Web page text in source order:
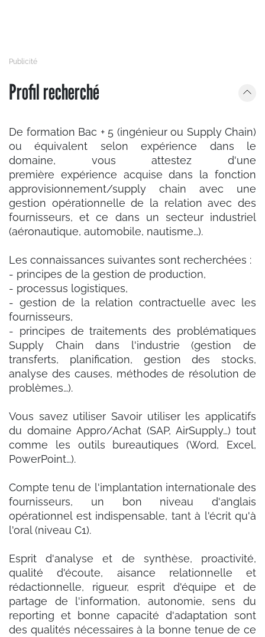
Profil recherché
De formation Bac + 5 (ingénieur ou Supply Chain)
ou équivalent selon expérience dans le
domaine, vous attestez d'une
première expérience acquise dans la fonction
approvisionnement/supply chain avec une
gestion opérationnelle de la relation avec des
fournisseurs, et ce dans un secteur industriel
(aéronautique, automobile, nautisme…).
Les connaissances suivantes sont recherchées :
- principes de la gestion de production,
- processus logistiques,
- gestion de la relation contractuelle avec les
fournisseurs,
- principes de traitements des problématiques
Supply Chain dans l'industrie (gestion de
transferts, planification, gestion des stocks,
analyse des causes, méthodes de résolution de
problèmes…).
Vous savez utiliser Savoir utiliser les applicatifs
du domaine Appro/Achat (SAP, AirSupply…) tout
comme les outils bureautiques (Word, Excel,
PowerPoint…).
Compte tenu de l'implantation internationale des
fournisseurs, un bon niveau d'anglais
opérationnel est indispensable, tant à l'écrit qu'à
l'oral (niveau C1).
Esprit d'analyse et de synthèse, proactivité,
qualité d'écoute, aisance relationnelle et
rédactionnelle, rigueur, esprit d'équipe et de
partage de l'information, autonomie, sens du
reporting et bonne capacité d'adaptation sont
des qualités nécessaires à la bonne tenue de ce